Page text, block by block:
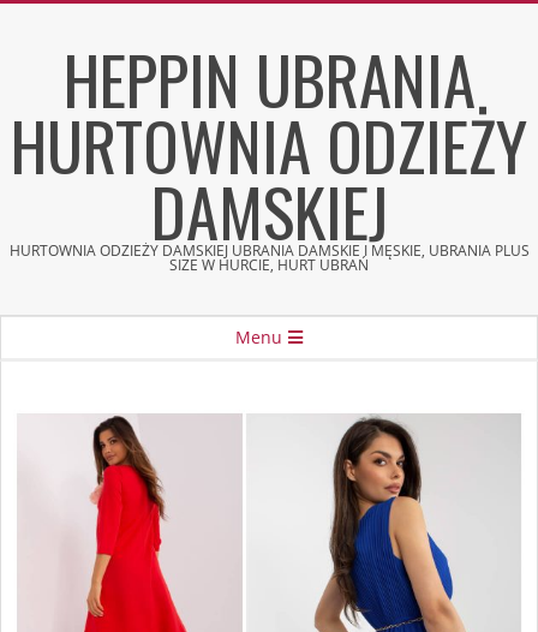
HEPPIN UBRANIA
HURTOWNIA ODZIEŻY
DAMSKIEJ
HURTOWNIA ODZIEŻY DAMSKIEJ UBRANIA DAMSKIE I MĘSKIE, UBRANIA PLUS
SIZE W HURCIE, HURT UBRAŃ
Menu